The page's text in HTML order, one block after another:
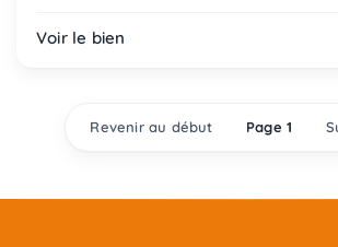
Voir le bien
Revenir au début Page 1